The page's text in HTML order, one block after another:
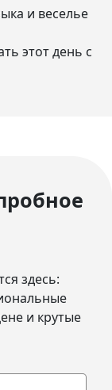
и веселье
этот день с
здесь:
и крутые